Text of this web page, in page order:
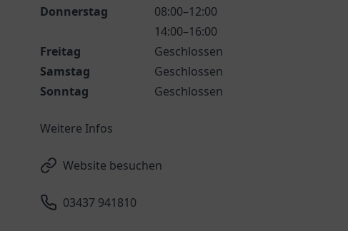
Donnerstag
08:00–12:00
14:00–16:00
Freitag
Geschlossen
Samstag
Geschlossen
Sonntag
Geschlossen
Weitere Infos
Website besuchen
03437 941810